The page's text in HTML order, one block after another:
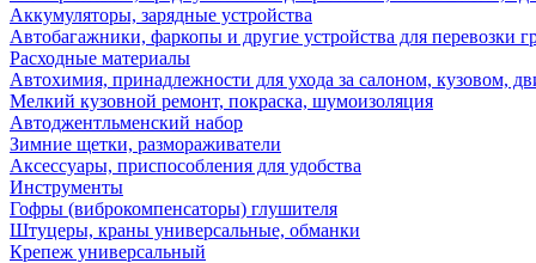
Аккумуляторы, зарядные устройства
Автобагажники, фаркопы и другие устройства для перевозки
Расходные материалы
Автохимия, принадлежности для ухода за салоном, кузовом,
Мелкий кузовной ремонт, покраска, шумоизоляция
Автоджентльменский набор
Зимние щетки, размораживатели
Аксессуары, приспособления для удобства
Инструменты
Гофры (виброкомпенсаторы) глушителя
Штуцеры, краны универсальные, обманки
Крепеж универсальный